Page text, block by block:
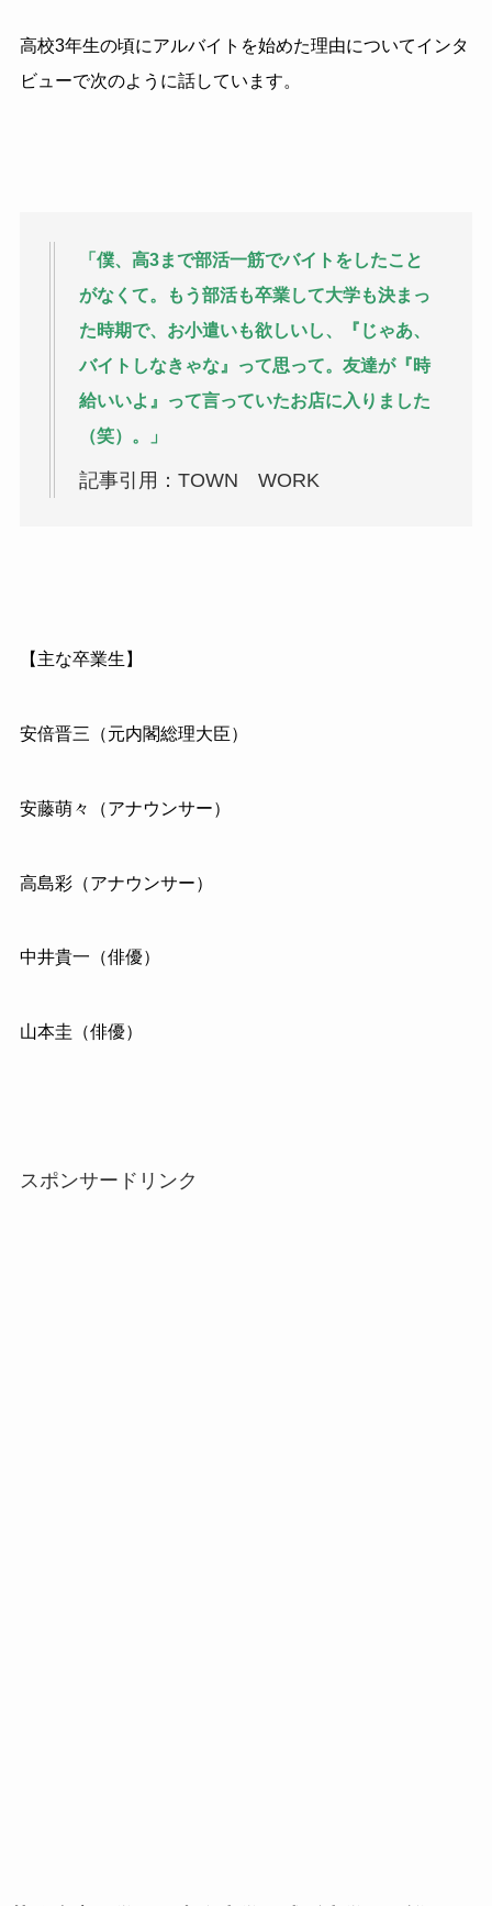
高校3年生の頃にアルバイトを始めた理由についてインタ
ビューで次のように話しています。
「僕、高3まで部活一筋でバイトをしたこと
がなくて。もう部活も卒業して大学も決まっ
た時期で、お小遣いも欲しいし、『じゃあ、
バイトしなきゃな』って思って。友達が『時
給いいよ』って言っていたお店に入りました
（笑）。」
記事引用：TOWN WORK
【主な卒業生】
安倍晋三（元内閣総理大臣）
安藤萌々（アナウンサー）
高島彩（アナウンサー）
中井貴一（俳優）
山本圭（俳優）
スポンサードリンク